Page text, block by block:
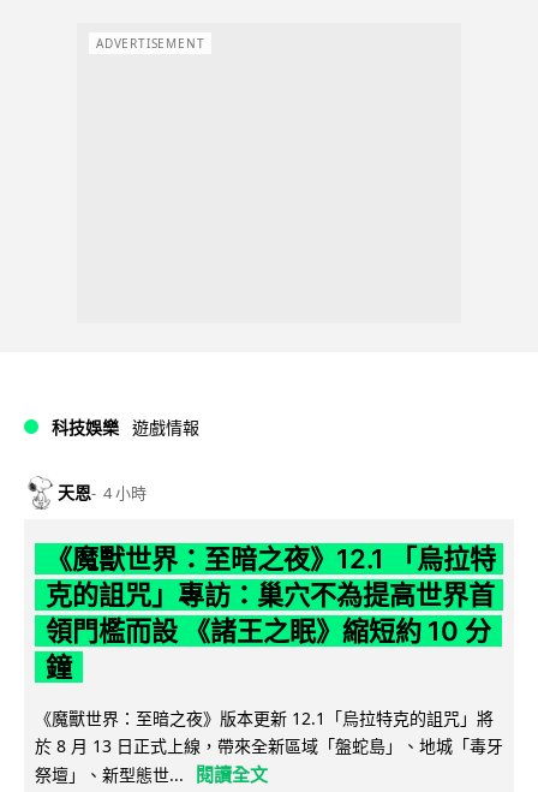
ADVERTISEMENT
科技娛樂 遊戲情報
天恩 4 小時
《魔獸世界：至暗之夜》12.1 「烏拉特
克的詛咒」專訪：巢穴不為提高世界首
領門檻而設 《諸王之眠》縮短約 10 分
鐘
《魔獸世界：至暗之夜》版本更新 12.1「烏拉特克的詛咒」將
於 8 月 13 日正式上線，帶來全新區域「盤蛇島」、地城「毒牙
祭壇」、新型態世...
閱讀全文